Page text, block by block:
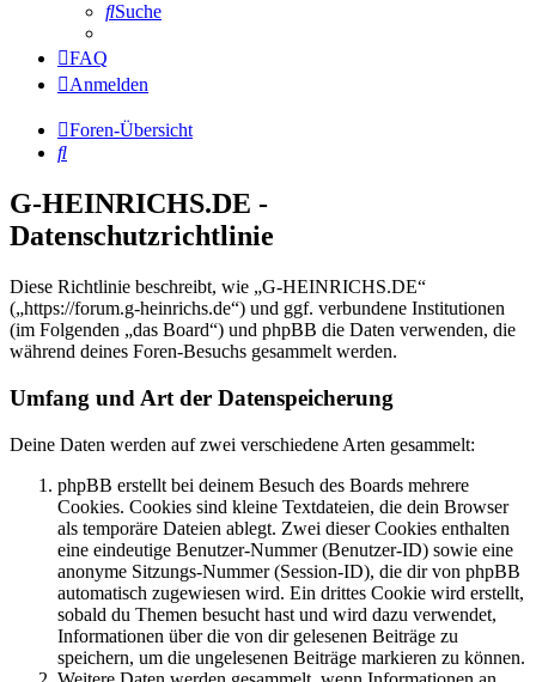
Suche
FAQ
Anmelden
Foren-Übersicht
Suche
G-HEINRICHS.DE -
Datenschutzrichtlinie
Diese Richtlinie beschreibt, wie „G-HEINRICHS.DE“
(„https://forum.g-heinrichs.de“) und ggf. verbundene Institutionen
(im Folgenden „das Board“) und phpBB die Daten verwenden, die
während deines Foren-Besuchs gesammelt werden.
Umfang und Art der Datenspeicherung
Deine Daten werden auf zwei verschiedene Arten gesammelt:
phpBB erstellt bei deinem Besuch des Boards mehrere
Cookies. Cookies sind kleine Textdateien, die dein Browser
als temporäre Dateien ablegt. Zwei dieser Cookies enthalten
eine eindeutige Benutzer-Nummer (Benutzer-ID) sowie eine
anonyme Sitzungs-Nummer (Session-ID), die dir von phpBB
automatisch zugewiesen wird. Ein drittes Cookie wird erstellt,
sobald du Themen besucht hast und wird dazu verwendet,
Informationen über die von dir gelesenen Beiträge zu
speichern, um die ungelesenen Beiträge markieren zu können.